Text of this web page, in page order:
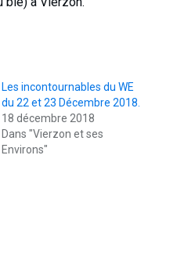
Les incontournables du WE
du 22 et 23 Décembre 2018.
18 décembre 2018
Dans "Vierzon et ses
Environs"